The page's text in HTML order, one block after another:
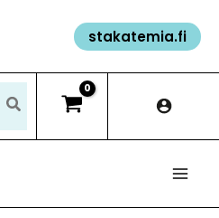
stakatemia.fi